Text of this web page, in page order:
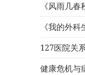
《风雨几
《我的外
127医院关
健康危机与